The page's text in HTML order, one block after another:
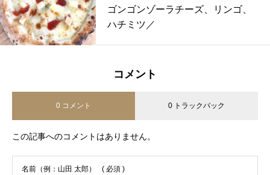
ゴンゴンゾーラチーズ、リンゴ、
ハチミツ／
コメント
0 コメント 0 トラックバック
この記事へのコメントはありません。
名前（例：山田 太郎） ( 必須 )